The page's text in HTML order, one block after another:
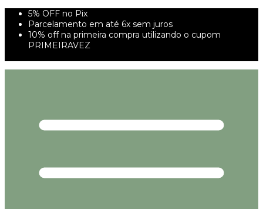
5% OFF no Pix
Parcelamento em até 6x sem juros
10% off na primeira compra utilizando o cupom
PRIMEIRAVEZ